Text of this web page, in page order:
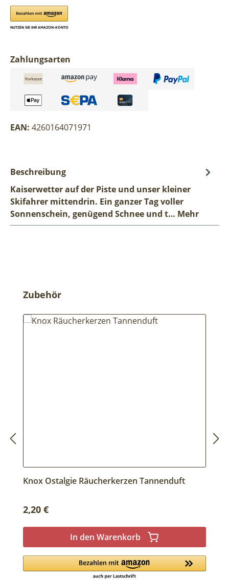
Zahlungsarten
EAN: 4260164071971
Beschreibung
Kaiserwetter auf der Piste und unser kleiner
Skifahrer mittendrin. Ein ganzer Tag voller
Sonnenschein, genügend Schnee und t… Mehr
Produktgalerie überspringen
Zubehör
Knox Ostalgie Räucherkerzen Tannenduft
Regulärer Preis:
2,20 €
In den Warenkorb